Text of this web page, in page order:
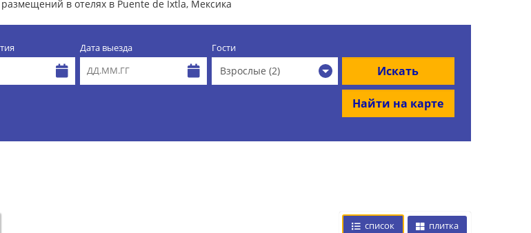
в отелях в Puente de Ixtla, Мексика
Дата выезда Гости
Взрослые (2) Искать
Найти на карте
список плитка